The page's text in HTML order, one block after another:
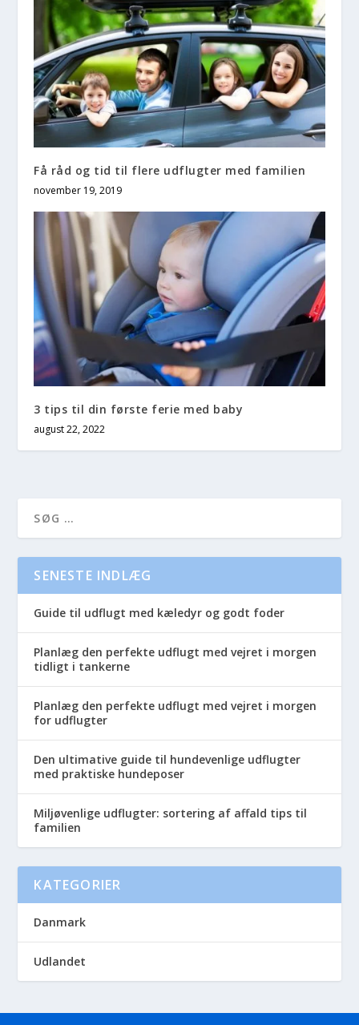
Få råd og tid til flere udflugter med familien
november 19, 2019
3 tips til din første ferie med baby
august 22, 2022
SENESTE INDLÆG
Guide til udflugt med kæledyr og godt foder
Planlæg den perfekte udflugt med vejret i morgen
tidligt i tankerne
Planlæg den perfekte udflugt med vejret i morgen
for udflugter
Den ultimative guide til hundevenlige udflugter
med praktiske hundeposer
Miljøvenlige udflugter: sortering af affald tips til
familien
KATEGORIER
Danmark
Udlandet